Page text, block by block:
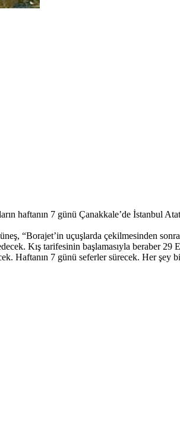
haftanın 7 günü Çanakkale’de İstanbul
“Borajet’in uçuşlarda çekilmesinden
Kış tarifesinin başlamasıyla beraber 29
Haftanın 7 günü seferler sürecek. Her şey